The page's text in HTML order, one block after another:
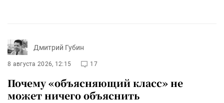
Дмитрий Губин
8 августа 2026, 12:15 17
Почему «объясняющий класс» не
может ничего объяснить